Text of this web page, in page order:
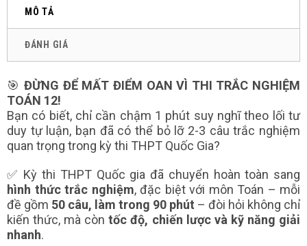
MÔ TẢ
ĐÁNH GIÁ
🎯ĐỪNG ĐỂ MẤT ĐIỂM OAN VÌ THI TRẮC NGHIỆM
TOÁN 12!
Bạn có biết, chỉ cần chậm 1 phút suy nghĩ theo lối tư
duy tự luận, bạn đã có thể bỏ lỡ 2-3 câu trắc nghiệm
quan trọng trong kỳ thi THPT Quốc Gia?
✅ Kỳ thi THPT Quốc gia đã chuyển hoàn toàn sang
hình thức trắc nghiệm, đặc biệt với môn Toán – mỗi
đề gồm 50 câu, làm trong 90 phút – đòi hỏi không chỉ
kiến thức, mà còntốc độ, chiến lược và kỹ năng giải
nhanh.